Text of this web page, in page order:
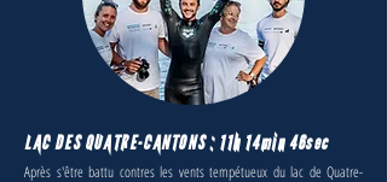
LAC DES QUATRE-CANTONS : 11h 14min 46sec
Après s'être battu contres les vents tempétueux du lac de Quatre-